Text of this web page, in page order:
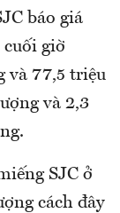
báo giá
cuối giờ
và 77,5 triệu
và 2,3
SJC ở
cách đây